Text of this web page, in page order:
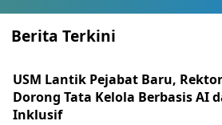
Berita Terkini
USM Lantik Pejabat Baru, Rektor
Dorong Tata Kelola Berbasis AI
Inklusif